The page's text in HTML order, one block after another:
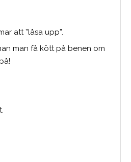
att ”låsa upp”.
man få kött på benen om